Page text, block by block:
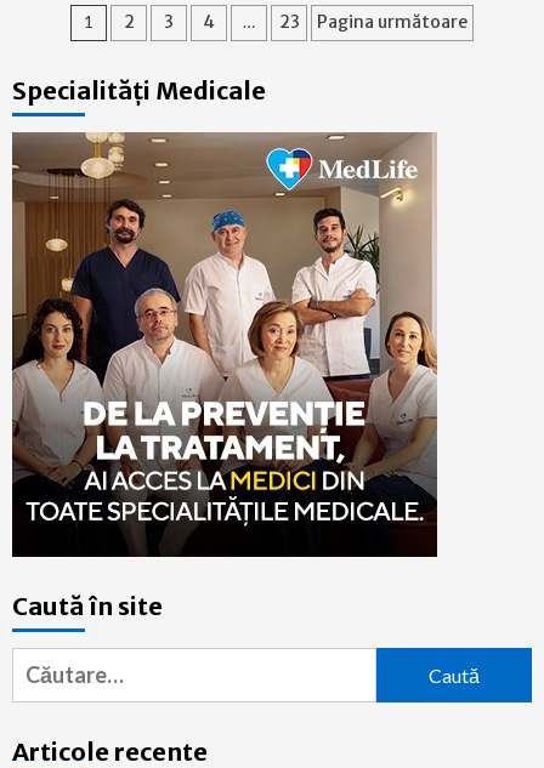
Paginație
1 2 3 4 … 23 Pagina următoare
Specialități Medicale
Caută în site
Caută
după:
Articole recente